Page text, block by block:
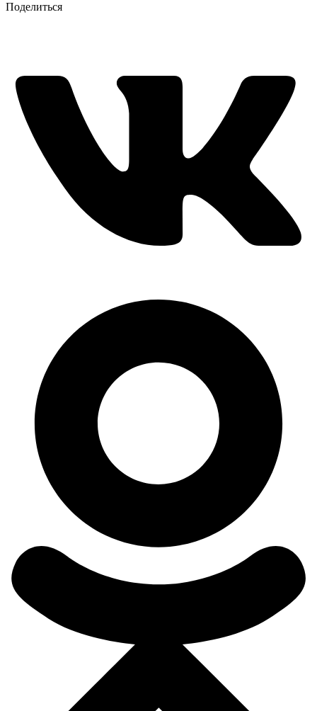
Поделиться